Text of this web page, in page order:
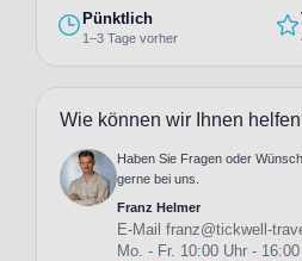
Pünktlich
1–3 Tage vorher
Wie können wir Ihnen
Haben Sie Fragen oder
gerne bei uns.
Franz Helmer
E-Mail franz@tickwell-
Mo. - Fr. 10:00 Uhr -